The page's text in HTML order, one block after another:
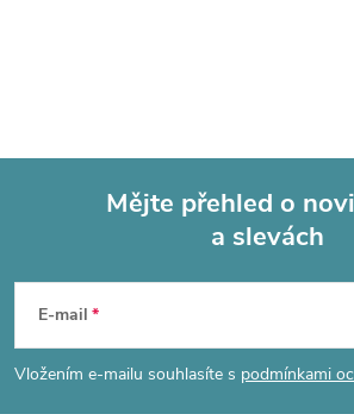
p
Mějte přehled o
a slevách
E-mail
Vložením e-mailu souhlasíte s podmínkami